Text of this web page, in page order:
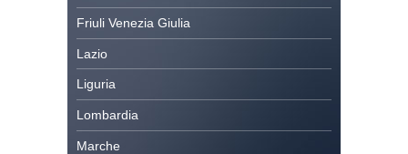
Friuli Venezia Giulia
Lazio
Liguria
Lombardia
Marche